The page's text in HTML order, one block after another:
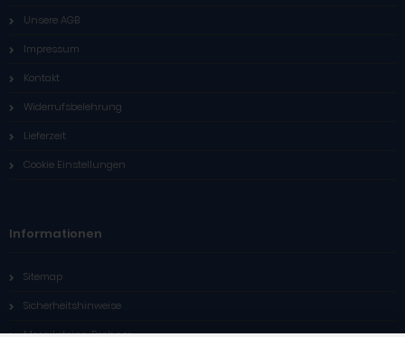
Unsere AGB
Impressum
Kontakt
Widerrufsbelehrung
Lieferzeit
Cookie Einstellungen
Informationen
Sitemap
Sicherheitshinweise